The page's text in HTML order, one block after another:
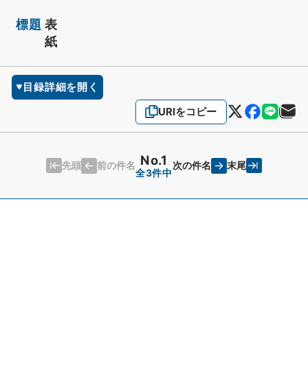
標題 表
紙
目録詳細を開く
URIをコピー
先頭 前の件名 No.1
全3件中
次の件名 末尾